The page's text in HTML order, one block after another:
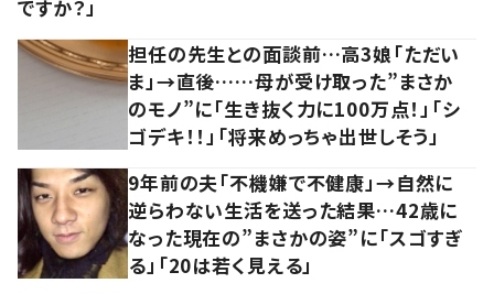
ですか？」
担任の先生との面談前…高3娘「ただい
ま」→直後……母が受け取った”まさか
のモノ”に「生き抜く力に100万点！」「シ
ゴデキ！！」「将来めっちゃ出世しそう」
9年前の夫「不機嫌で不健康」→自然に
逆らわない生活を送った結果…42歳に
なった現在の”まさかの姿”に「スゴすぎ
る」「20は若く見える」